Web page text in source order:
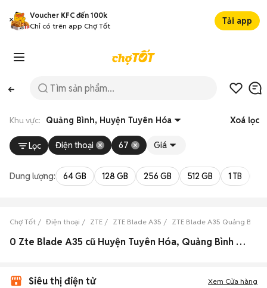
Voucher KFC đến 100k
Chỉ có trên app Chợ Tốt
Tải app
Khu vực: Quảng Bình, Huyện Tuyên Hóa Xoá lọc
Lọc Điện thoại 67 Giá
Dung lượng: 64 GB 128 GB 256 GB 512 GB 1 TB
Chợ Tốt Điện thoại ZTE ZTE Blade A35 ZTE Blade A35 Quảng Bình
0 Zte Blade A35 cũ Huyện Tuyên Hóa, Quảng Bình đẹp
Siêu thị điện tử Xem Cửa hàng